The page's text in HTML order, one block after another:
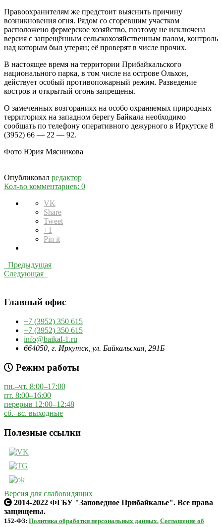
Правоохранителям же предстоит выяснить причину
возникновения огня. Рядом со сгоревшим участком
расположено фермерское хозяйство, поэтому не исключена
версия с запрещённым сельскохозяйственным палом, контроль
над которым был утерян; её проверят в числе прочих.
В настоящее время на территории Прибайкальского
национального парка, в том числе на острове Ольхон,
действует особый противопожарный режим. Разведение
костров и открытый огонь запрещены.
О замеченных возгораниях на особо охраняемых природных
территориях на западном берегу Байкала необходимо
сообщать по телефону оперативного дежурного в Иркутске 8
(3952) 66 — 22 — 92.
Фото Юрия Мясникова
Опубликовал редактор
Кол-во комментариев: 0
VK
Share
Tweet
+1
Pin it
Предыдущая
Следующая
Главный офис
+7 (3952) 350 615
+7 (3952) 350 615
info@baikal-1.ru
664050, г. Иркутск, ул. Байкальская, 291Б
Режим работы
пн.–чт. 8:00–17:00
пт. 8:00–16:00
перерыв 12:00–12:48
сб.–вс. выходные
Полезные ссылки
Версия для слабовидящих
2014-2022 ФГБУ "Заповедное Прибайкалье". Все права
защищены.
152-ФЗ: Политика обработки персональных данных. Соглашение об